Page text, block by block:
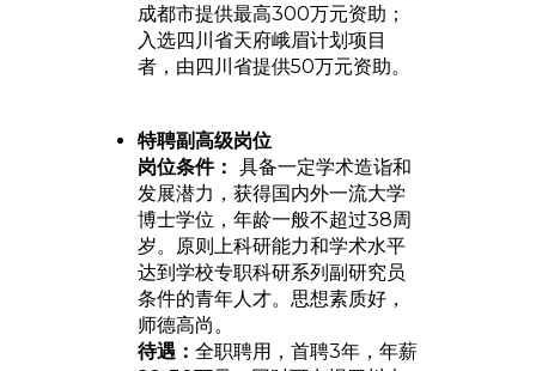
成都市提供最高300万元资助；
入选四川省天府峨眉计划项目
者，由四川省提供50万元资助。
特聘副高级岗位
岗位条件： 具备一定学术造诣和
发展潜力，获得国内外一流大学
博士学位，年龄一般不超过38周
岁。原则上科研能力和学术水平
达到学校专职科研系列副研究员
条件的青年人才。思想素质好，
师德高尚。
待遇： 全职聘用，首聘3年，年薪